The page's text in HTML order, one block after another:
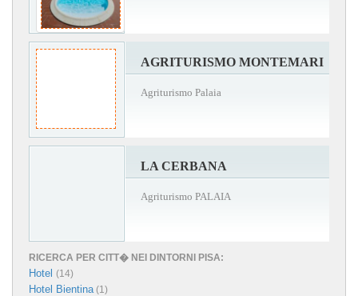
AGRITURISMO MONTEMARI
Agriturismo Palaia
LA CERBANA
Agriturismo PALAIA
RICERCA PER CITT� NEI DINTORNI PISA:
Hotel (14)
Hotel Bientina (1)